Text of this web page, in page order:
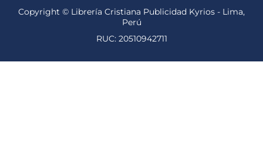
Copyright © Librería Cristiana Publicidad Kyrios - Lima,
Perú
RUC: 20510942711